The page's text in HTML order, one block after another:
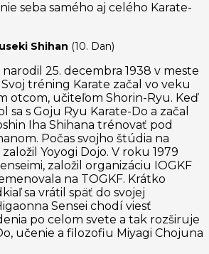
seba samého aj celého Karate-
Shihan (10. Dan)
25. decembra 1938 v meste
tréning Karate začal vo veku
otcom, učiteľom Shorin-Ryu. Keď
sa s Goju Ryu Karate-Do a začal
Iha Shihana trénovať pod
Počas svojho štúdia na
Yoyogi Dojo. V roku 1979
založil organizáciu IOGKF
na TOGKF. Krátko
sa vrátil späť do svojej
Sensei chodí viesť
po celom svete a tak rozširuje
učenie a filozofiu Miyagi Chojuna